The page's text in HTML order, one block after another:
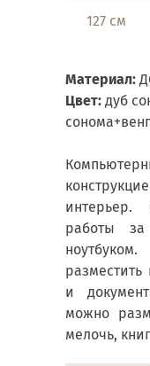
127 см
Материал:
Цвет: дуб
интерьер.
работы
и
можно
мелочь,